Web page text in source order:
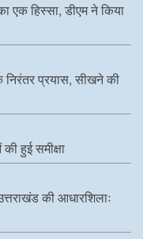
एक हिस्सा, डीएम ने किया
निरंतर प्रयास, सीखने की
हुई समीक्षा
की आधारशिलाः